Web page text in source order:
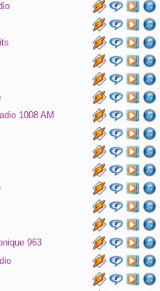
1008 AM
963